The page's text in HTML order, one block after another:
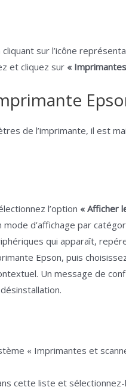
sur l’icône
et cliquez sur «
de l’imprimante, il est
l’option « Afficher
d’affichage par
qui apparaît,
Epson, puis
Un message de
« Imprimantes et
cette liste et sélectionnez-